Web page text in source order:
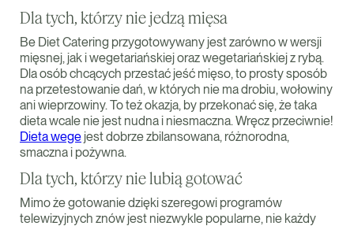
Dla tych, którzy nie jedzą mięsa
Be Diet Catering przygotowywany jest zarówno w wersji
mięsnej, jak i wegetariańskiej oraz wegetariańskiej z rybą.
Dla osób chcących przestać jeść mięso, to prosty sposób
na przetestowanie dań, w których nie ma drobiu, wołowiny
ani wieprzowiny. To też okazja, by przekonać się, że taka
dieta wcale nie jest nudna i niesmaczna. Wręcz przeciwnie!
Dieta wegejest dobrze zbilansowana, różnorodna,
smaczna i pożywna.
Dla tych, którzy nie lubią gotować
Mimo że gotowanie dzięki szeregowi programów
telewizyjnych znów jest niezwykle popularne, nie każdy